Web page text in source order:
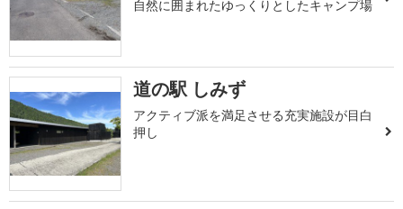
自然に囲まれたゆっくりとしたキャンプ場
道の駅 しみず
アクティブ派を満足させる充実施設が目白
押し